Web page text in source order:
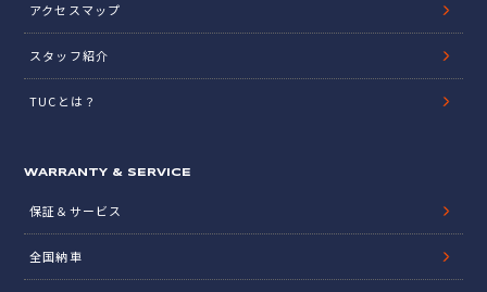
アクセスマップ
スタッフ紹介
TUCとは？
WARRANTY & SERVICE
保証＆サービス
全国納車